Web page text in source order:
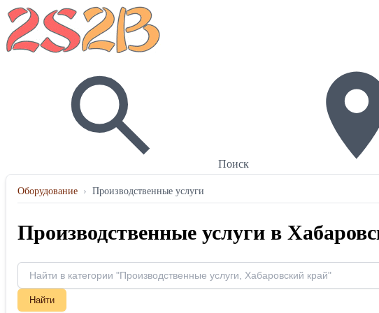
Поиск
Оборудование › Производственные услуги
Производственные услуги в
Найти